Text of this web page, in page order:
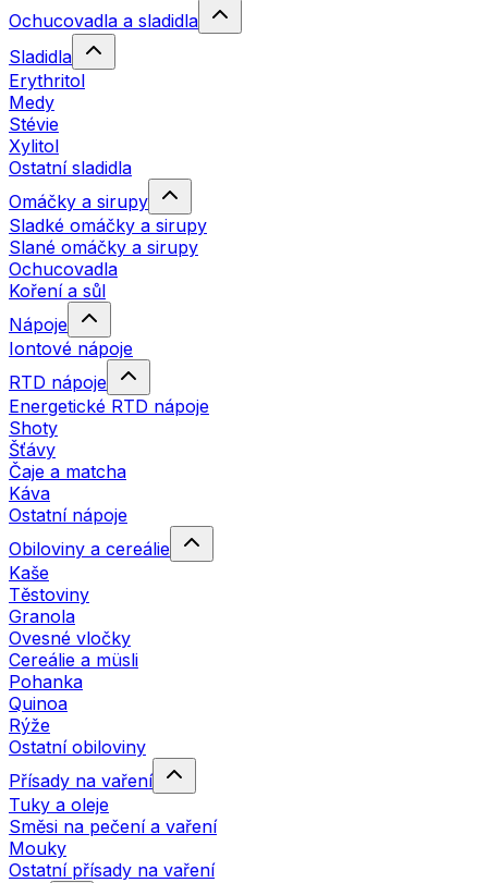
Ochucovadla a sladidla
Sladidla
Erythritol
Medy
Stévie
Xylitol
Ostatní sladidla
Omáčky a sirupy
Sladké omáčky a sirupy
Slané omáčky a sirupy
Ochucovadla
Koření a sůl
Nápoje
Iontové nápoje
RTD nápoje
Energetické RTD nápoje
Shoty
Šťávy
Čaje a matcha
Káva
Ostatní nápoje
Obiloviny a cereálie
Kaše
Těstoviny
Granola
Ovesné vločky
Cereálie a müsli
Pohanka
Quinoa
Rýže
Ostatní obiloviny
Přísady na vaření
Tuky a oleje
Směsi na pečení a vaření
Mouky
Ostatní přísady na vaření